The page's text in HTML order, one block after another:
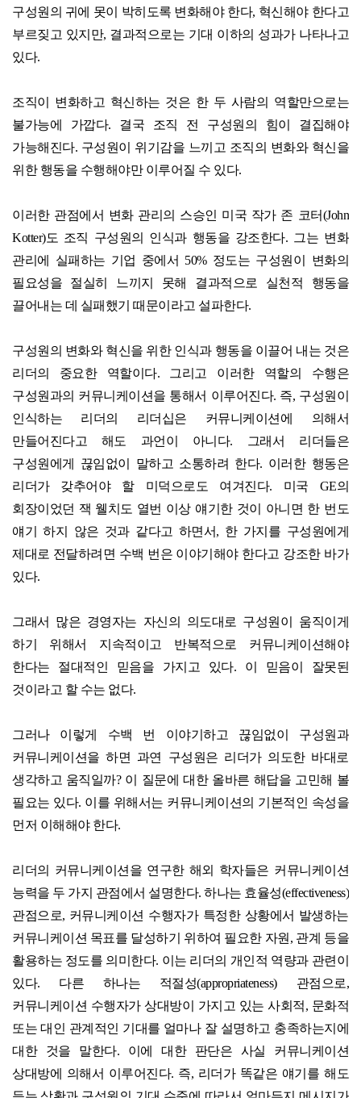
구성원의 귀에 못이 박히도록 변화해야 한다, 혁신해야 한다고
부르짖고 있지만, 결과적으로는 기대 이하의 성과가 나타나고
있다.
조직이 변화하고 혁신하는 것은 한 두 사람의 역할만으로는
불가능에 가깝다. 결국 조직 전 구성원의 힘이 결집해야
가능해진다. 구성원이 위기감을 느끼고 조직의 변화와 혁신을
위한 행동을 수행해야만 이루어질 수 있다.
이러한 관점에서 변화 관리의 스승인 미국 작가 존 코터(John
Kotter)도 조직 구성원의 인식과 행동을 강조한다. 그는 변화
관리에 실패하는 기업 중에서 50% 정도는 구성원이 변화의
필요성을 절실히 느끼지 못해 결과적으로 실천적 행동을
끌어내는 데 실패했기 때문이라고 설파한다.
구성원의 변화와 혁신을 위한 인식과 행동을 이끌어 내는 것은
리더의 중요한 역할이다. 그리고 이러한 역할의 수행은
구성원과의 커뮤니케이션을 통해서 이루어진다. 즉, 구성원이
인식하는 리더의 리더십은 커뮤니케이션에 의해서
만들어진다고 해도 과언이 아니다. 그래서 리더들은
구성원에게 끊임없이 말하고 소통하려 한다. 이러한 행동은
리더가 갖추어야 할 미덕으로도 여겨진다. 미국 GE의
회장이었던 잭 웰치도 열번 이상 얘기한 것이 아니면 한 번도
얘기 하지 않은 것과 같다고 하면서, 한 가지를 구성원에게
제대로 전달하려면 수백 번은 이야기해야 한다고 강조한 바가
있다.
그래서 많은 경영자는 자신의 의도대로 구성원이 움직이게
하기 위해서 지속적이고 반복적으로 커뮤니케이션해야
한다는 절대적인 믿음을 가지고 있다. 이 믿음이 잘못된
것이라고 할 수는 없다.
그러나 이렇게 수백 번 이야기하고 끊임없이 구성원과
커뮤니케이션을 하면 과연 구성원은 리더가 의도한 바대로
생각하고 움직일까? 이 질문에 대한 올바른 해답을 고민해 볼
필요는 있다. 이를 위해서는 커뮤니케이션의 기본적인 속성을
먼저 이해해야 한다.
리더의 커뮤니케이션을 연구한 해외 학자들은 커뮤니케이션
능력을 두 가지 관점에서 설명한다. 하나는 효율성(effectiveness)
관점으로, 커뮤니케이션 수행자가 특정한 상황에서 발생하는
커뮤니케이션 목표를 달성하기 위하여 필요한 자원, 관계 등을
활용하는 정도를 의미한다. 이는 리더의 개인적 역량과 관련이
있다. 다른 하나는 적절성(appropriateness) 관점으로,
커뮤니케이션 수행자가 상대방이 가지고 있는 사회적, 문화적
또는 대인 관계적인 기대를 얼마나 잘 설명하고 충족하는지에
대한 것을 말한다. 이에 대한 판단은 사실 커뮤니케이션
상대방에 의해서 이루어진다. 즉, 리더가 똑같은 얘기를 해도